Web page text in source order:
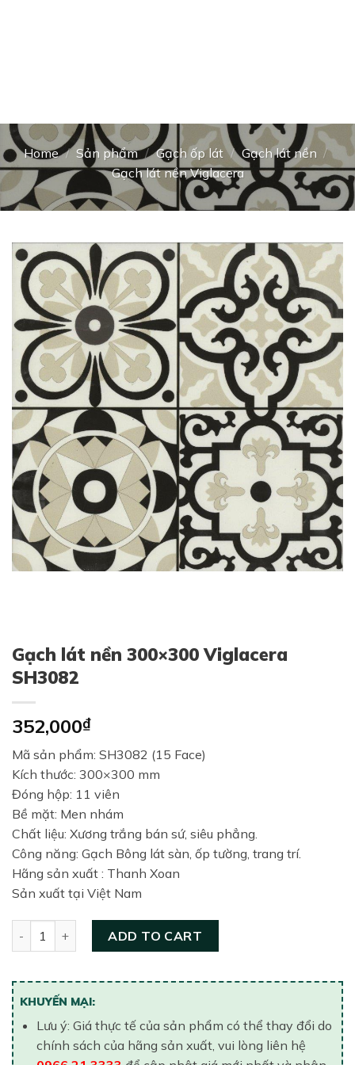
Home / Sản phẩm / Gạch ốp lát / Gạch lát nền /
Gạch lát nền Viglacera
Gạch lát nền 300×300 Viglacera
SH3082
352,000₫
Mã sản phẩm: SH3082 (15 Face)
Kích thước: 300×300 mm
Đóng hộp: 11 viên
Bề mặt: Men nhám
Chất liệu: Xương trắng bán sứ, siêu phẳng.
Công năng: Gạch Bông lát sàn, ốp tường, trang trí.
Hãng sản xuất : Thanh Xoan
Sản xuất tại Việt Nam
ADD TO CART
KHUYẾN MẠI:
Lưu ý: Giá thực tế của sản phẩm có thể thay đổi do
chính sách của hãng sản xuất, vui lòng liên hệ